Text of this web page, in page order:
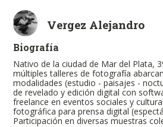
Vergez Alejandro
Biografía
Nativo de la ciudad de Mar del Plata,
múltiples talleres de fotografía
modalidades (estudio - paisajes -
de revelado y edición digital con
freelance en eventos sociales y
fotográfica para prensa digital
Participación en diversas muestras